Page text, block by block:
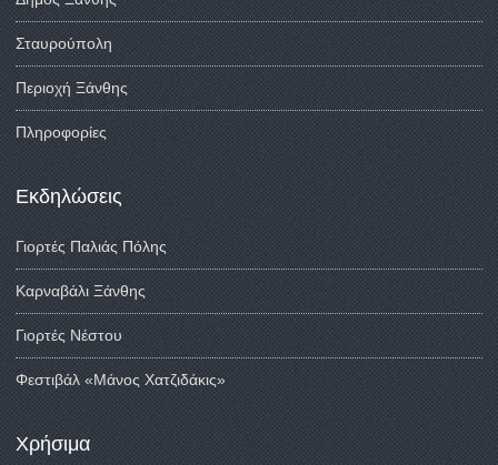
Σταυρούπολη
Περιοχή Ξάνθης
Πληροφορίες
Εκδηλώσεις
Γιορτές Παλιάς Πόλης
Καρναβάλι Ξάνθης
Γιορτές Νέστου
Φεστιβάλ «Μάνος Χατζιδάκις»
Χρήσιμα